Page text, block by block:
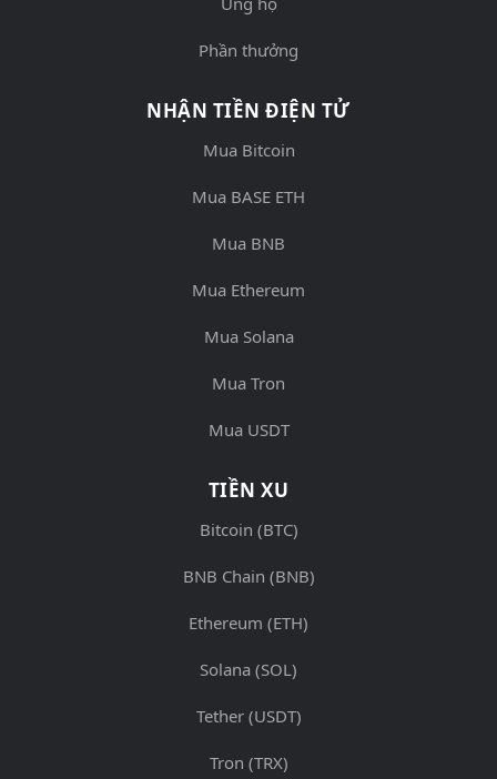
Phần thưởng
NHẬN TIỀN ĐIỆN TỬ
Mua Bitcoin
Mua BASE ETH
Mua BNB
Mua Ethereum
Mua Solana
Mua Tron
Mua USDT
TIỀN XU
Bitcoin (BTC)
BNB Chain (BNB)
Ethereum (ETH)
Solana (SOL)
Tether (USDT)
Tron (TRX)